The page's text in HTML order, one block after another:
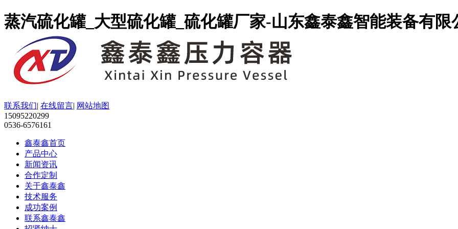
蒸汽硫化罐_大型硫化罐_硫化罐厂家-山东鑫泰鑫智能装备有限
联系我们| 在线留言| 网站地图
15095220299
0536-6576161
鑫泰鑫首页
产品中心
新闻资讯
合作定制
关于鑫泰鑫
技术服务
成功案例
联系鑫泰鑫